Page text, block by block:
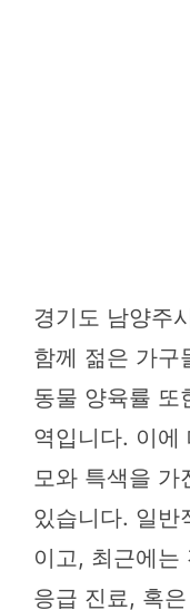
경기도 남양주
함께 젊은 가구
동물 양육률 또
역입니다. 이에
모와 특색을 가
있습니다. 일반
이고, 최근에는
응급 진료, 혹